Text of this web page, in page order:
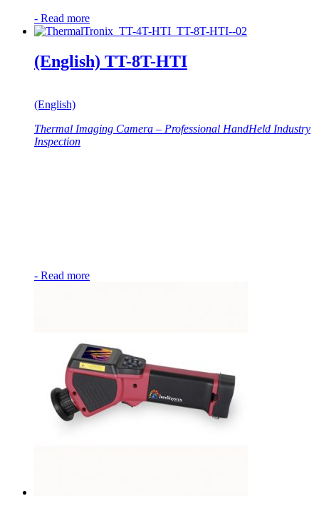
- Read more
(English) TT-8T-HTI
(English)
Thermal Imaging Camera – Professional HandHeld Industry
Inspection
- Read more